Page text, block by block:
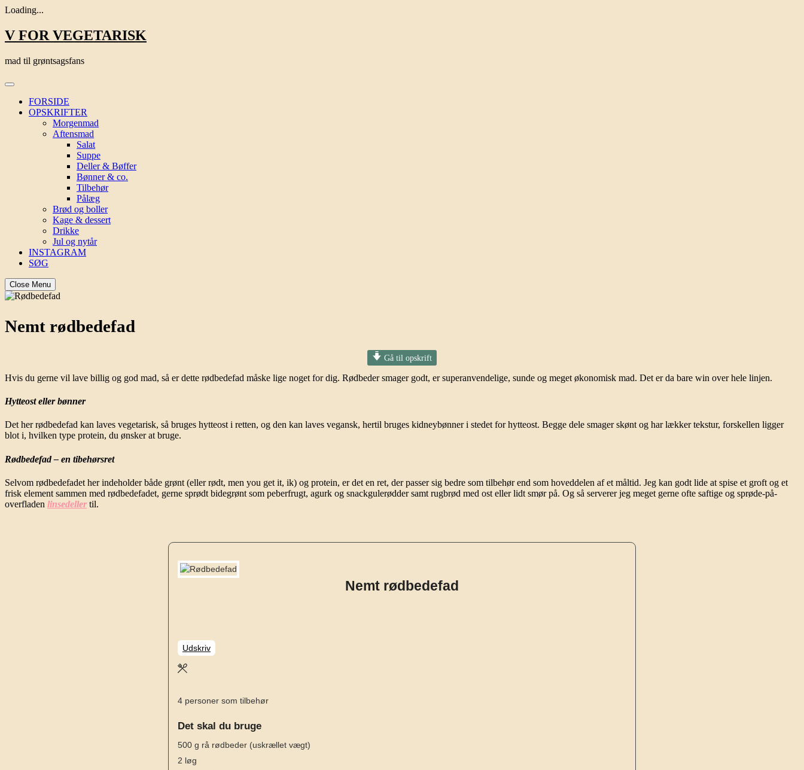
Loading...
Skip
to
V FOR VEGETARISK
mad til grøntsagsfans
FORSIDE
OPSKRIFTER
Morgenmad
Aftensmad
Salat
Suppe
Deller & Bøffer
Bønner & co.
Tilbehør
Pålæg
Brød og boller
Kage & dessert
Drikke
Jul og nytår
INSTAGRAM
SØG
Close Menu
Nemt rødbedefad
Gå til opskrift
Hvis du gerne vil lave billig og god mad, så er dette rødbedefad måske lige noget for dig. Rødbeder smager godt, er superanvendelige, sunde og meget økonomisk mad. Det er da bare win over hele linjen.
Hytteost eller bønner
Det her rødbedefad kan laves vegetarisk, så bruges hytteost i retten, og den kan laves vegansk, hertil bruges kidneybønner i stedet for hytteost. Begge dele smager skønt og har lækker tekstur, forskellen ligger
blot i, hvilken type protein, du ønsker at bruge.
Rødbedefad – en tibehørsret
Selvom rødbedefadet her indeholder både grønt (eller rødt, men you get it, ik) og protein, er det en ret, der passer sig bedre som tilbehør end som hoveddelen af et måltid. Jeg kan godt lide at spise et groft og et
frisk element sammen med rødbedefadet, gerne sprødt bidegrønt som peberfrugt, agurk og snackgulerødder samt rugbrød med ost eller lidt smør på. Og så serverer jeg meget gerne ofte saftige og sprøde-på-
overfladen linsedeller til.
Nemt rødbedefad
Udskriv
4 personer som tilbehør
Det skal du bruge
500 g rå rødbeder (uskrællet vægt)
2 løg